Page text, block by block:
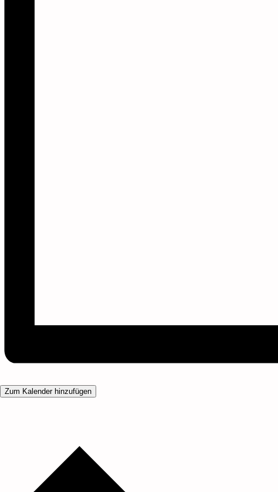
Zum Kalender hinzufügen